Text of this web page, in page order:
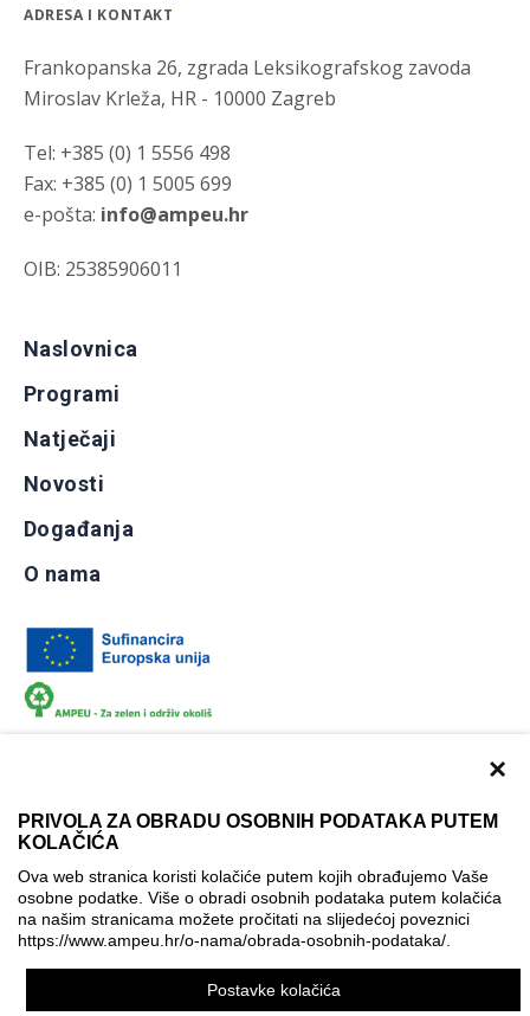
×
PRIVOLA ZA OBRADU OSOBNIH PODATAKA PUTEM
KOLAČIĆA
Ova web stranica koristi kolačiće putem kojih obrađujemo Vaše
osobne podatke. Više o obradi osobnih podataka putem kolačića
na našim stranicama možete pročitati na slijedećoj poveznici
https://www.ampeu.hr/o-nama/obrada-osobnih-podataka/
Postavke kolačića
ADRESA I KONTAKT
Frankopanska 26, zgrada Leksikografskog zavoda
Miroslav Krleža, HR - 10000 Zagreb
Tel: +385 (0) 1 5556 498
Fax: +385 (0) 1 5005 699
e-pošta: info@ampeu.hr
OIB: 25385906011
Naslovnica
Programi
Natječaji
Novosti
Događanja
O nama
Izjava o pristupačnosti
Politika korištenja kolačića
Postavke kolačića